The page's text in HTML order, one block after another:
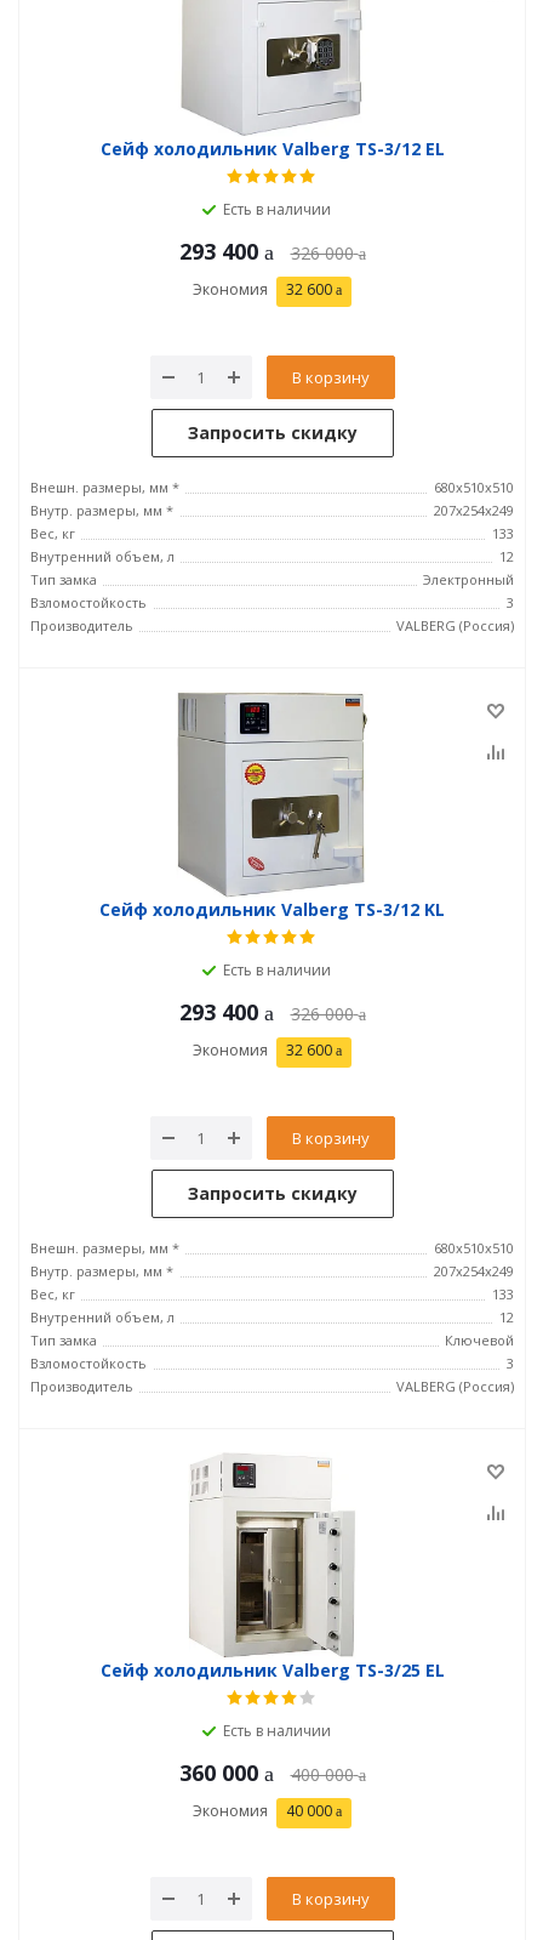
Сейф холодильник Valberg TS-3/12 EL
Есть в наличии
293 400 326 000
Экономия 32 600
В корзину
Запросить скидку
Внешн. размеры, мм *
680x510x510
Внутр. размеры, мм *
207x254x249
Вес, кг
133
Внутренний объем, л
12
Тип замка
Электронный
Взломостойкость
3
Производитель
VALBERG (Россия)
Сейф холодильник Valberg TS-3/12 KL
Есть в наличии
293 400 326 000
Экономия 32 600
В корзину
Запросить скидку
Внешн. размеры, мм *
680x510x510
Внутр. размеры, мм *
207x254x249
Вес, кг
133
Внутренний объем, л
12
Тип замка
Ключевой
Взломостойкость
3
Производитель
VALBERG (Россия)
Сейф холодильник Valberg TS-3/25 EL
Есть в наличии
360 000 400 000
Экономия 40 000
В корзину